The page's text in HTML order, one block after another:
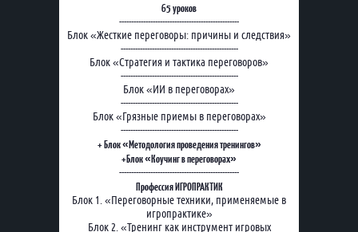
65 уроков
--------------------------------------------------
Блок «Жесткие переговоры: причины и следствия»
-------------------------------------------------
Блок «Стратегия и тактика переговоров»
-------------------------------------------------
Блок «ИИ в переговорах»
-------------------------------------------------
Блок «Грязные приемы в переговорах»
-------------------------------------------------
+ Блок «Методология проведения тренингов»
+Блок «Коучинг в переговорах»
--------------------------------------------------
Профессия ИГРОПРАКТИК
Блок 1. «Переговорные техники, применяемые в
игропрактике»
Блок 2. «Тренинг как инструмент игровых